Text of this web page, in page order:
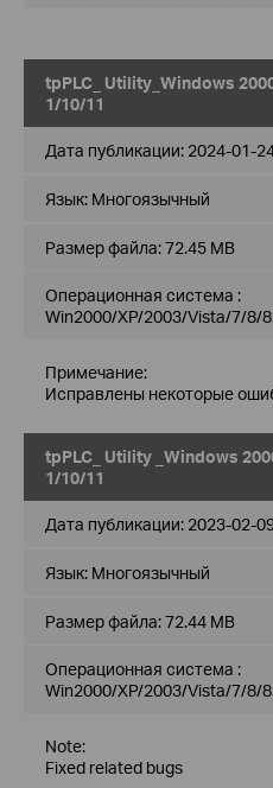
tpPLC_ Utility_Windows
1/10/11
Дата публикации: 2024-01-
Язык: Многоязычный
Размер файла:72.45 MB
Операционная система :
Win2000/XP/2003/Vista/7/8/
Примечание:
Исправлены некоторые
tpPLC_ Utility _Windows
1/10/11
Дата публикации: 2023-02-
Язык: Многоязычный
Размер файла:72.44 MB
Операционная система :
Win2000/XP/2003/Vista/7/8/
Note:
Fixed related bugs